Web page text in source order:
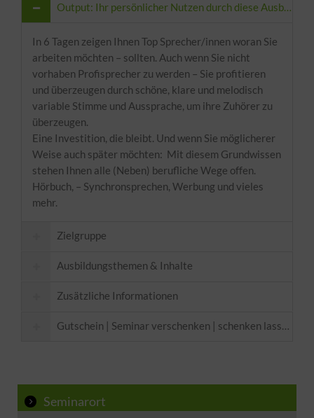
Output: Ihr persönlicher Nutzen durch diese Ausbildung
In 6 Tagen zeigen Ihnen Top Sprecher/innen woran Sie
arbeiten möchten – sollten. Auch wenn Sie nicht
vorhaben Profisprecher zu werden – Sie profitieren
und überzeugen durch schöne, klare und melodisch
variable Stimme und Aussprache, um ihre Zuhörer zu
überzeugen.
Eine Investition, die bleibt. Und wenn Sie möglicherer
Weise auch später möchten: Mit diesem Grundwissen
stehen Ihnen alle (Neben) berufliche Wege offen.
Hörbuch, – Synchronsprechen, Werbung und vieles
mehr.
Zielgruppe
Ausbildungsthemen & Inhalte
Zusätzliche Informationen
Voraussetzungen:
Gutschein | Seminar verschenken | schenken lassen
Seminarort